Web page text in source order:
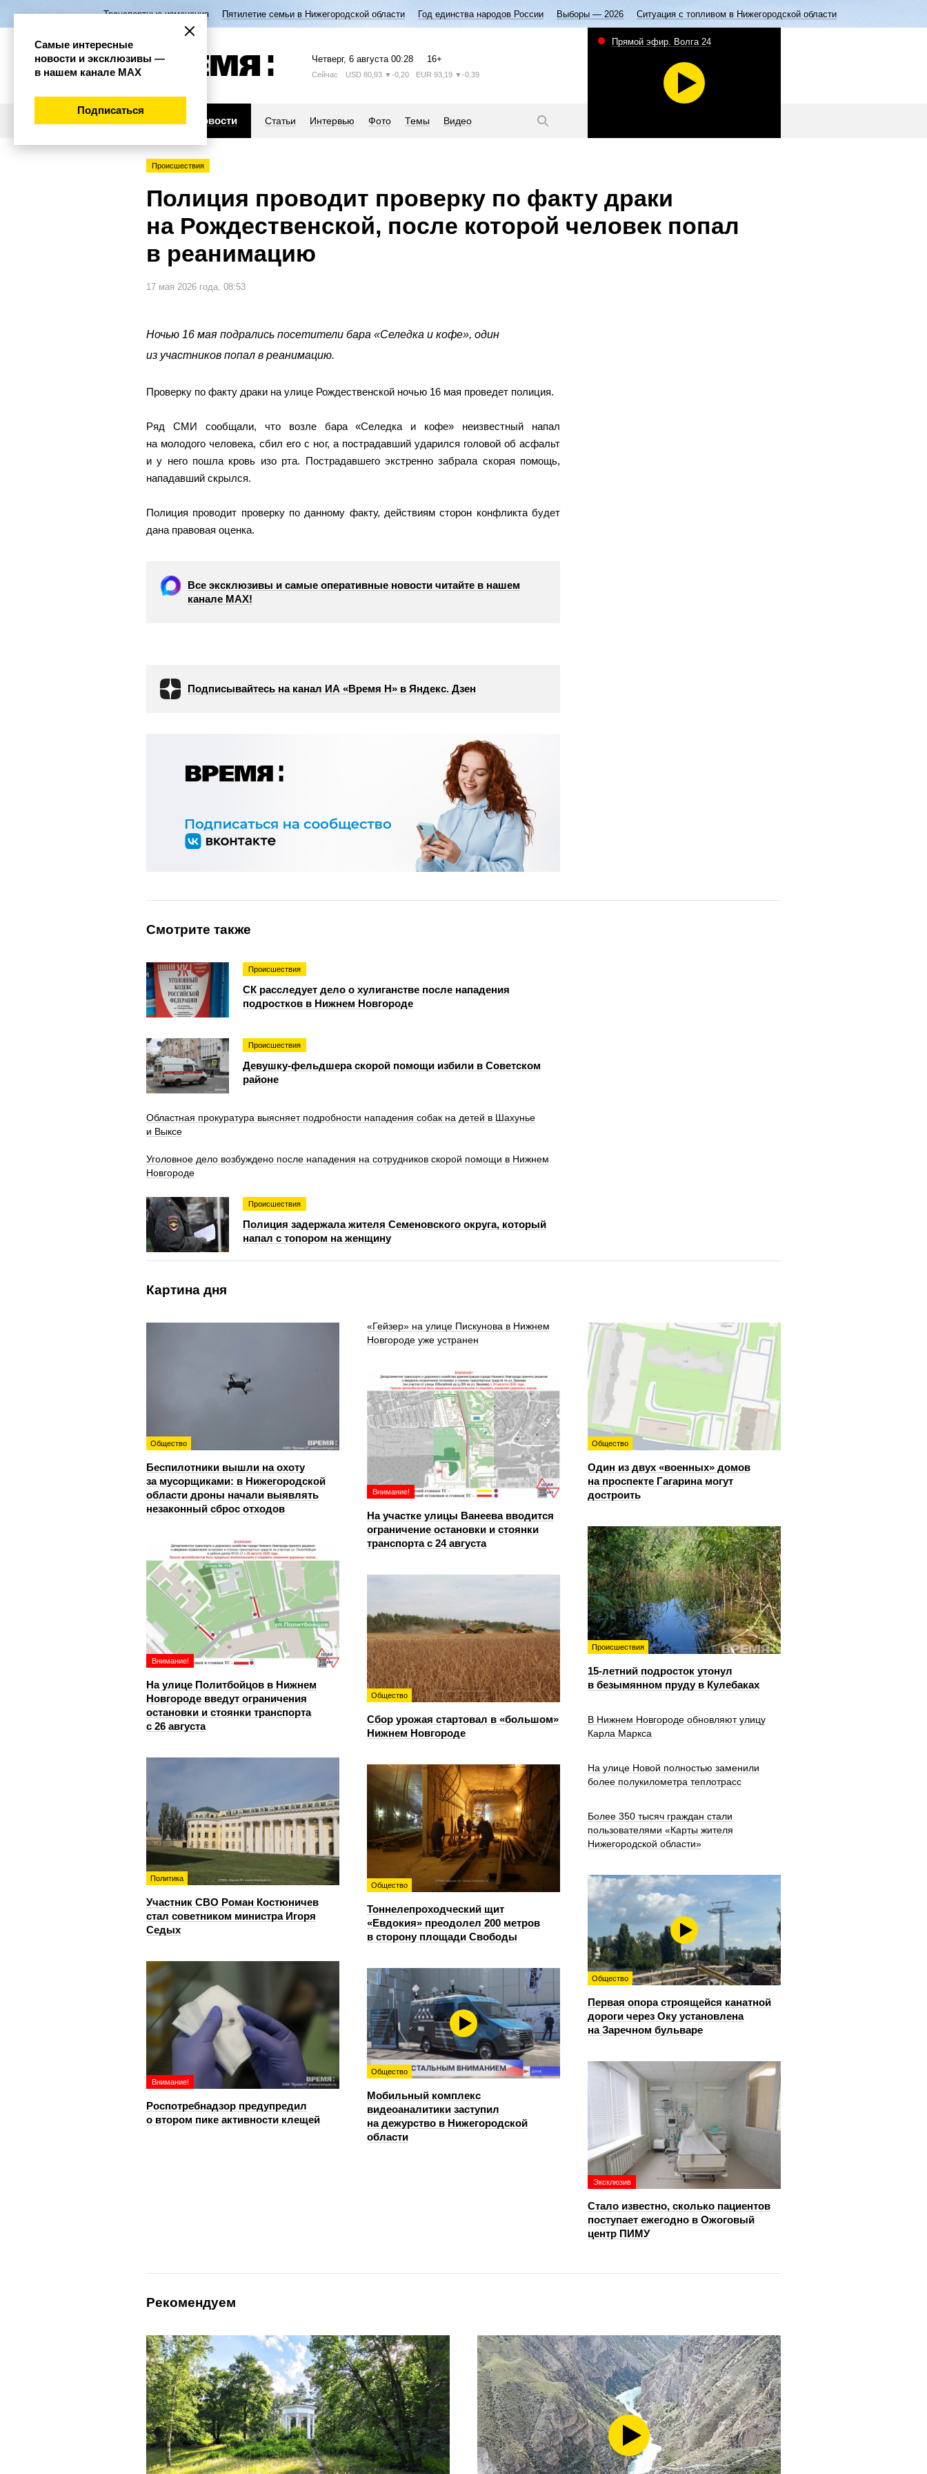
Транспортные изменения Пятилетие семьи в Нижегородской области Год единства народов России Выборы — 2026 Ситуация с топливом в Нижегородской области
Четверг, 6 августа 00:28 16+
Сейчас USD 80,93 ▼-0,20 EUR 93,19 ▼-0,39
Новости Статьи Интервью Фото Темы Видео
Прямой эфир. Волга 24
Происшествия
Полиция проводит проверку по факту драки
на Рождественской, после которой человек попал
в реанимацию
17 мая 2026 года, 08:53
Ночью 16 мая подрались посетители бара «Селедка и кофе», один
из участников попал в реанимацию.
Проверку по факту драки на улице Рождественской ночью 16 мая проведет полиция.
Ряд СМИ сообщали, что возле бара «Селедка и кофе» неизвестный напал
на молодого человека, сбил его с ног, а пострадавший ударился головой об асфальт
и у него пошла кровь изо рта. Пострадавшего экстренно забрала скорая помощь,
нападавший скрылся.
Полиция проводит проверку по данному факту, действиям сторон конфликта будет
дана правовая оценка.
Все эксклюзивы и самые оперативные новости читайте в нашем
канале МАХ!
Подписывайтесь на канал ИА «Время Н» в Яндекс. Дзен
Смотрите также
Происшествия
СК расследует дело о хулиганстве после нападения
подростков в Нижнем Новгороде
Происшествия
Девушку-фельдшера скорой помощи избили в Советском
районе
Областная прокуратура выясняет подробности нападения собак на детей в Шахунье
и Выксе
Уголовное дело возбуждено после нападения на сотрудников скорой помощи в Нижнем
Новгороде
Происшествия
Полиция задержала жителя Семеновского округа, который
напал с топором на женщину
Картина дня
Общество
Беспилотники вышли на охоту
за мусорщиками: в Нижегородской
области дроны начали выявлять
незаконный сброс отходов
«Гейзер» на улице Пискунова в Нижнем
Новгороде уже устранен
Общество
Один из двух «военных» домов
на проспекте Гагарина могут
достроить
Внимание!
На участке улицы Ванеева вводится
ограничение остановки и стоянки
транспорта с 24 августа
Происшествия
15-летний подросток утонул
в безымянном пруду в Кулебаках
Внимание!
На улице Политбойцов в Нижнем
Новгороде введут ограничения
остановки и стоянки транспорта
с 26 августа
Общество
Сбор урожая стартовал в «большом»
Нижнем Новгороде
В Нижнем Новгороде обновляют улицу
Карла Маркса
Политика
Участник СВО Роман Костюничев
стал советником министра Игоря
Седых
Общество
Тоннелепроходческий щит
«Евдокия» преодолел 200 метров
в сторону площади Свободы
На улице Новой полностью заменили
более полукилометра теплотрасс
Более 350 тысяч граждан стали
пользователями «Карты жителя
Нижегородской области»
Общество
Первая опора строящейся канатной
дороги через Оку установлена
на Заречном бульваре
Внимание!
Роспотребнадзор предупредил
о втором пике активности клещей
Общество
Мобильный комплекс
видеоаналитики заступил
на дежурство в Нижегородской
области
Эксклюзив
Стало известно, сколько пациентов
поступает ежегодно в Ожоговый
центр ПИМУ
Рекомендуем
Самые интересные
новости и эксклюзивы —
в нашем канале МАХ
Подписаться